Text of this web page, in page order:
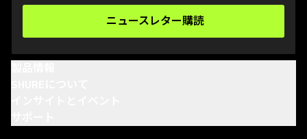
ニュースレター購読
(Opens in a new tab)